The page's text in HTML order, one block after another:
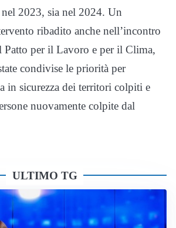
2023, sia nel 2024. Un
ribadito anche nell’incontro
Patto per il Lavoro e per il Clima,
condivise le priorità per
in sicurezza dei territori colpiti e
nuovamente colpite dal
ULTIMO TG